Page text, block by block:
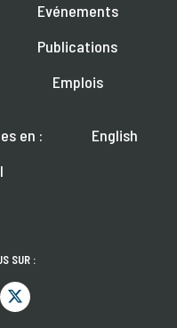
Evénements
Publications
Emplois
en :
English
SUR :